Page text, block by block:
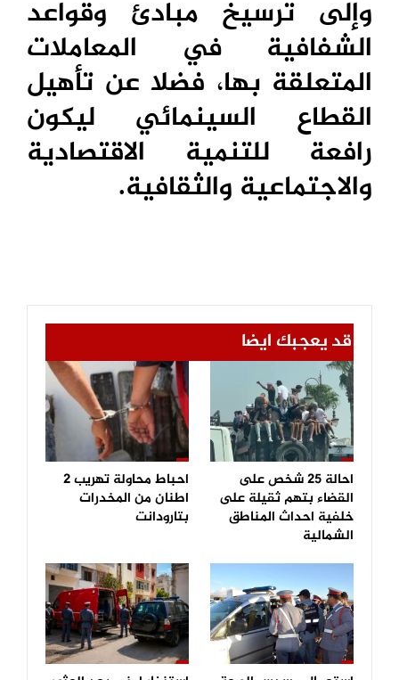
وإلى ترسيخ مبادئ وقواعد
الشفافية في المعاملات
المتعلقة بها، فضلا عن تأهيل
القطاع السينمائي ليكون
رافعة للتنمية الاقتصادية
والاجتماعية والثقافية.
قد يعجبك ايضا
احالة 25 شخص على
القضاء بتهم ثقيلة على
خلفية احداث المناطق
الشمالية
احباط محاولة تهريب 2
اطنان من المخدرات
بتارودانت